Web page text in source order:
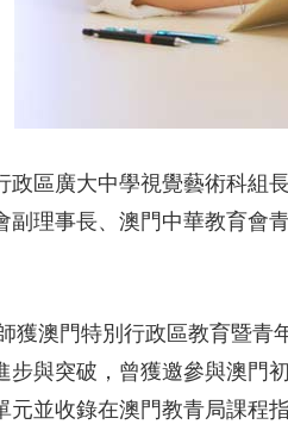
政區廣大中學視覺藝術科組
副理事長、澳門中華教育會
獲澳門特別行政區教育暨青
與突破，曾獲邀參與澳門
元並收錄在澳門教青局課程